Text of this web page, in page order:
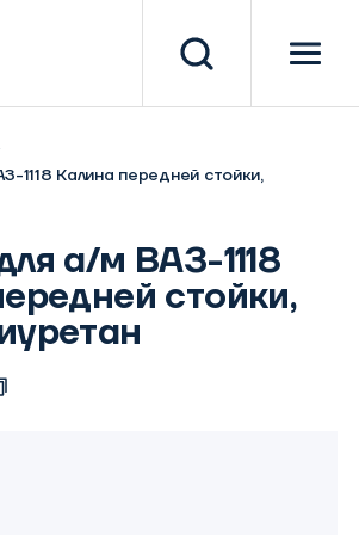
1118 Калина передней стойки,
а/м ВАЗ-1118
стойки,